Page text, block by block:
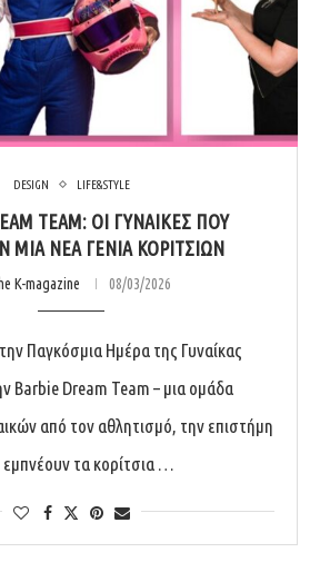
DESIGN LIFE&STYLE
TEAM: ΟΙ ΓΥΝΑΊΚΕΣ ΠΟΥ
ΜΙΑ ΝΈΑ ΓΕΝΙΆ ΚΟΡΙΤΣΙΏΝ
K-magazine 08/03/2026
Παγκόσμια Ημέρα της Γυναίκας
Barbie Dream Team – μια ομάδα
από τον αθλητισμό, την επιστήμη
εμπνέουν τα κορίτσια …